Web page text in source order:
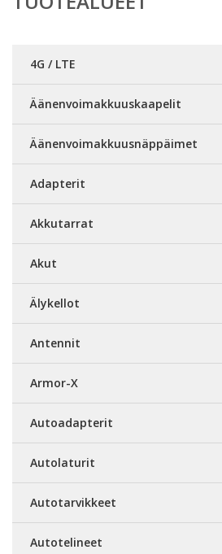
4G / LTE
Äänenvoimakkuuskaapelit
Äänenvoimakkuusnäppäimet
Adapterit
Akkutarrat
Akut
Älykellot
Antennit
Armor-X
Autoadapterit
Autolaturit
Autotarvikkeet
Autotelineet